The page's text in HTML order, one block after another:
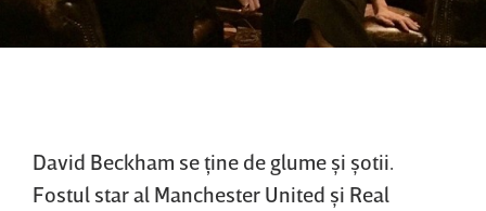
David Beckham se ţine de glume şi şotii.
Fostul star al Manchester United şi Real